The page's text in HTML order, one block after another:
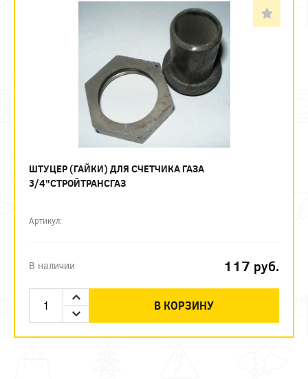
ШТУЦЕР (ГАЙКИ) ДЛЯ СЧЕТЧИКА ГАЗА
3/4"СТРОЙТРАНСГАЗ
Артикул:
В наличии 117 руб.
В КОРЗИНУ